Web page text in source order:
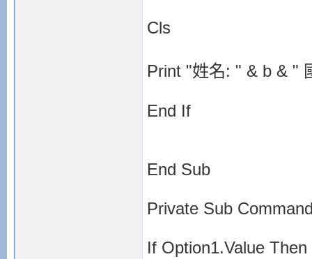
Cls
Print "姓名: " & b & "
End If
End Sub
Private Sub
If Option1.Value Then